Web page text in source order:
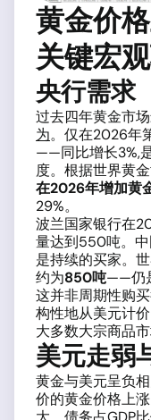
黄金价
关键宏
央行需求
过去四年黄金市
为。仅在2026年
——同比增长3%,
度。根据世界黄
在2026年增加黄
29%。
波兰国家银行在
量达到550吨。
是持续的买家。
约为850吨——仍
这并非周期性购
构性地从美元计
大多数大宗商品
美元走弱
黄金与美元呈负
价的黄金价格上